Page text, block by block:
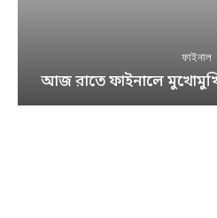
ফাইনাল
আজ রাতে ফাইনালে